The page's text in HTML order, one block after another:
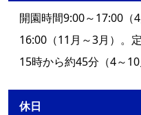
開園時間9:00～17:00（
16:00（11月～3月）。
15時から約45分（4～10
休日